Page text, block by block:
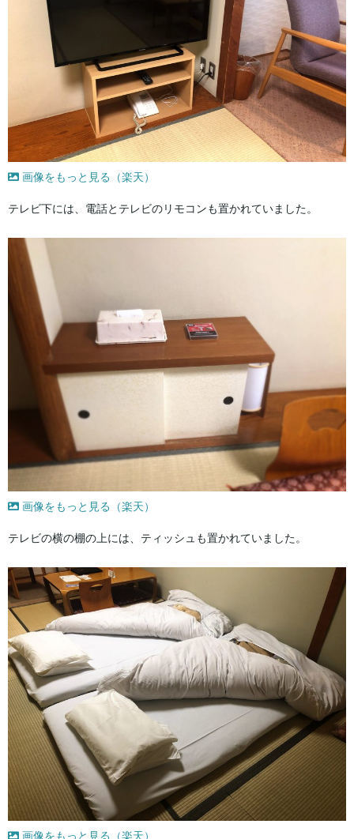
画像をもっと見る（楽天）
テレビ下には、電話とテレビのリモコンも置かれていました。
画像をもっと見る（楽天）
テレビの横の棚の上には、ティッシュも置かれていました。
画像をもっと見る（楽天）